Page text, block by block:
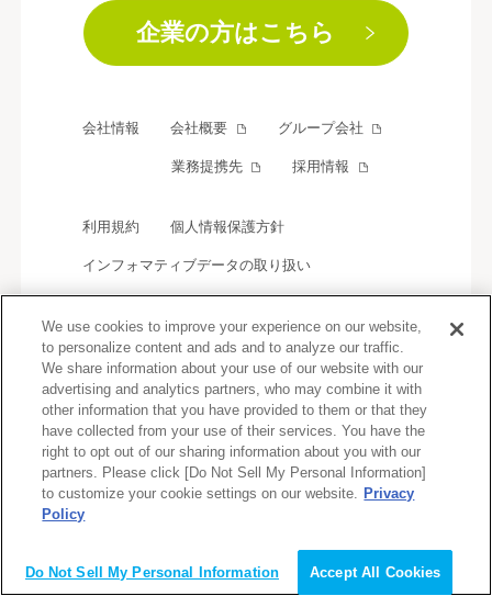
企業の方はこちら
会社情報 会社概要 グループ会社
業務提携先 採用情報
利用規約 個人情報保護方針
インフォマティブデータの取り扱い
Copyright ©Mynavi Partners Corporation.
All rights reserved.
We use cookies to improve your experience on our website,
to personalize content and ads and to analyze our traffic.
We share information about your use of our website with our
advertising and analytics partners, who may combine it with
other information that you have provided to them or that they
have collected from your use of their services. You have the
right to opt out of our sharing information about you with our
partners. Please click [Do Not Sell My Personal Information]
to customize your cookie settings on our website. Privacy
Policy
Do Not Sell My Personal Information Accept All Cookies